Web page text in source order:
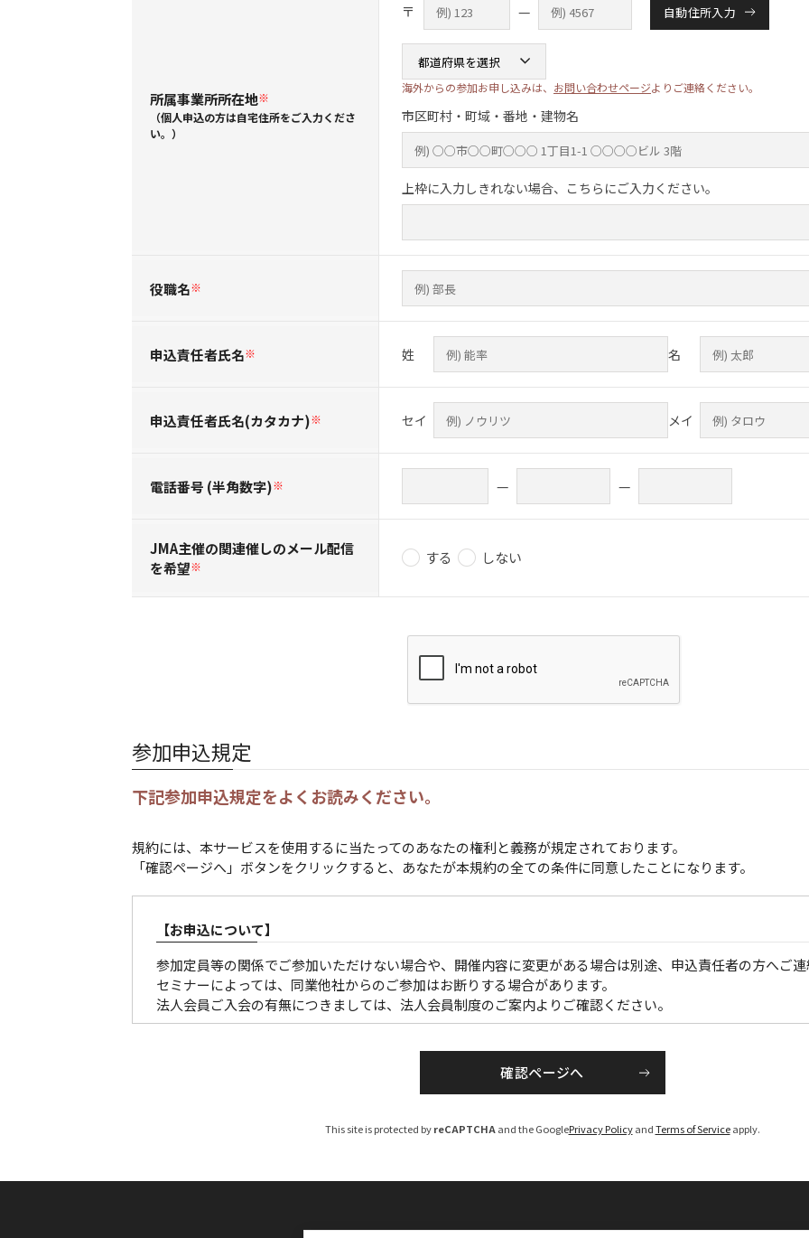
所属事業所所在地※
（個人申込の方は自宅住所をご入力くださ
い。）
〒 — 自動住所入力
海外からの参加お申し込みは、 お問い合わせページよりご連絡ください。
市区町村・町域・番地・建物名
上枠に入力しきれない場合、こちらにご入力ください。
役職名※
申込責任者氏名※ 姓 名
申込責任者氏名(カタカナ)※ セイ メイ
電話番号 (半角数字)※ — —
JMA主催の関連催しのメール配信
を希望※ する しない
参加申込規定
下記参加申込規定をよくお読みください。
規約には、本サービスを使用するに当たってのあなたの権利と義務が規定されております。
「確認ページへ」ボタンをクリックすると、あなたが本規約の全ての条件に同意したことになります。
【お申込について】
参加定員等の関係でご参加いただけない場合や、開催内容に変更がある場合は別途、申込責任者の方へご
セミナーによっては、同業他社からのご参加はお断りする場合があります。
法人会員ご入会の有無につきましては、法人会員制度のご案内よりご確認ください。
参加証につきましては、原則メール配信にてお送りいたします。（大会・一部のセミナーを除く）
※参加区分に誤りがある場合は、参加料を修正のうえ、請求書を発行させていただきます。
This site is protected byreCAPTCHAand the GooglePrivacy PolicyandTerms of Serviceapply.